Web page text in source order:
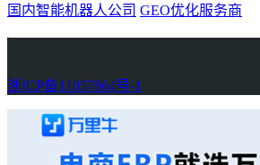
国内智能机器人公司 GEO优化服务商
浙ICP备11057864号-1